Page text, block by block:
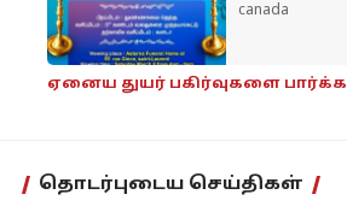
canada
ஏனைய துயர் பகிர்வுகளை பார்க்க
தொடர்புடைய செய்திகள்